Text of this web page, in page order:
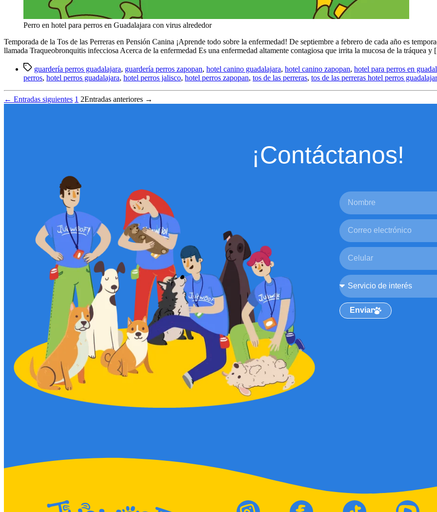
Perro en hotel para perros en Guadalajara con virus alrededor
Temporada de la Tos de las Perreras en Pensión Canina ¡Aprende todo sobre la enfermedad! De septiembre a febrero de cada año es
llamada Traqueobronquitis infecciosa Acerca de la enfermedad Es una enfermedad altamente contagiosa que irrita la mucosa de la tráquea
guardería perros guadalajara, guardería perros zapopan, hotel canino guadalajara, hotel canino zapopan, hotel para perros en
perros, hotel perros guadalajara, hotel perros jalisco, hotel perros zapopan, tos de las perreras, tos de las perreras hotel perros
← Entradas siguientes 1 2Entradas anteriores →
¡Contáctanos!
Enviar